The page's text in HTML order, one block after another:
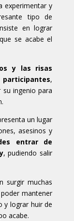
experimentar y
tipo de
en lograr
se acabe el
y las risas
,
ingenio para
un lugar
asesinos y
entrar de
, pudiendo salir
surgir muchas
mantener
y lograr huir de
acabe.